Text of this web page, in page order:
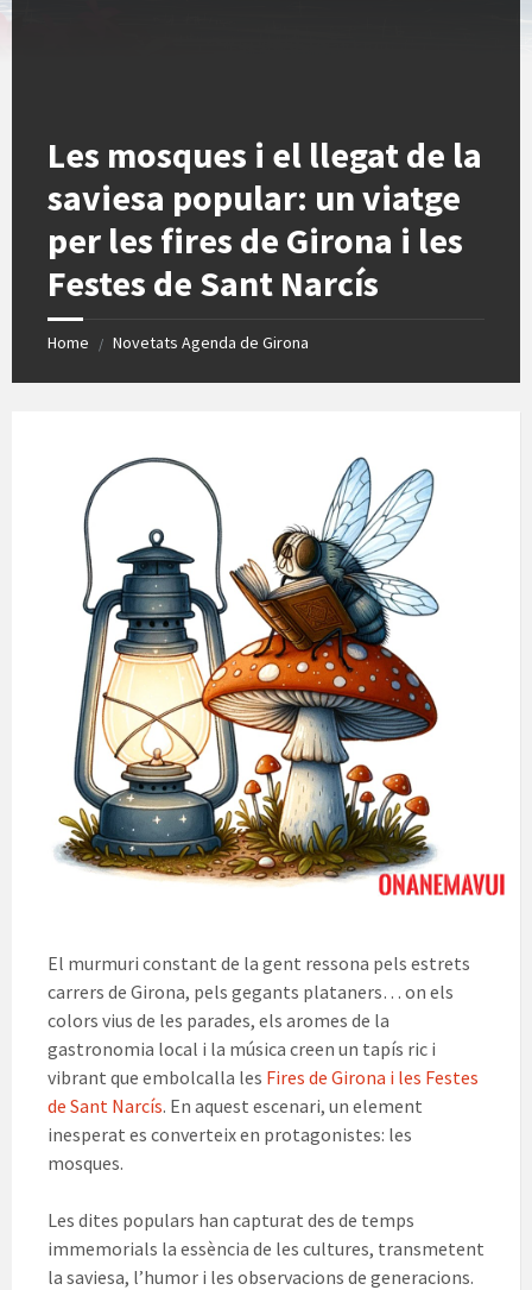
Les mosques i el llegat de la
saviesa popular: un viatge
per les fires de Girona i les
Festes de Sant Narcís
Home / Novetats Agenda de Girona
El murmuri constant de la gent ressona pels estrets
carrers de Girona, pels gegants plataners… on els
colors vius de les parades, els aromes de la
gastronomia local i la música creen un tapís ric i
vibrant que embolcalla les Fires de Girona i les Festes
de Sant Narcís. En aquest escenari, un element
inesperat es converteix en protagonistes: les
mosques.
Les dites populars han capturat des de temps
immemorials la essència de les cultures, transmetent
la saviesa, l’humor i les observacions de generacions.